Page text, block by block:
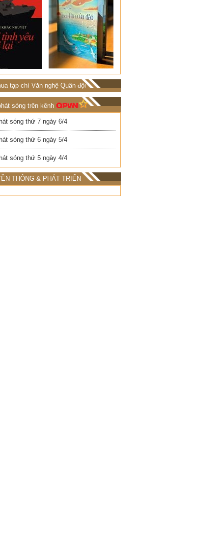
tạp chí Văn nghệ Quân đội
sóng trên kênh
sóng thứ 7 ngày 6/4
sóng thứ 6 ngày 5/4
sóng thứ 5 ngày 4/4
THÔNG & PHÁT TRIỂN